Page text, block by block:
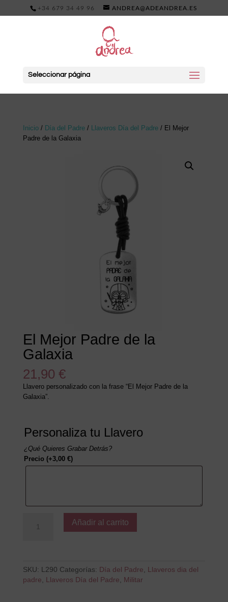
+34 679 34 49 96 ANDREA@ADEANDREA.ES
Seleccionar página
Inicio/ Día del Padre/ Llaveros Día del Padre/ El Mejor
Padre de la Galaxia
El Mejor Padre de la
Galaxia
21,90 €
Llavero personalizado con la frase “El Mejor Padre de la
Galaxia”.
Personaliza tu Llavero
¿Qué Quieres Grabar Detrás?
Precio (+3,00 €)
Mejor
Galaxia
cantidad
Añadir al carrito
SKU: L290 Categorías: Día del Padre, Llaveros dia del
padre, Llaveros Día del Padre, Militar